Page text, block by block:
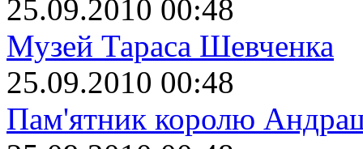
25.09.2010 00:48
Музей Тараса Шевченка
25.09.2010 00:48
Пам'ятник королю